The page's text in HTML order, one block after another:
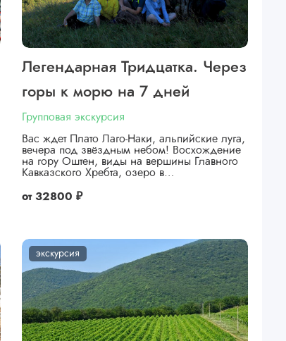
Легендарная Тридцатка. Через
горы к морю на 7 дней
Групповая экскурсия
Вас ждет Плато Лаго-Наки, альпийские луга,
вечера под звёздным небом! Восхождение
на гору Оштен, виды на вершины Главного
Кавказского Хребта, озеро в…
от 32800 ₽
экскурсия